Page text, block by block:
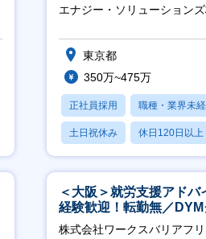
につきます】
エナジー・ソリューション
東京都
350万~475万
正社員採用 職種・業界未
土日祝休み 休日120日以上
産休・育休あり
＜大阪＞就労支援アドバ
経験歓迎！転勤無／
ホスピタリティ高い方歓
株式会社ワークスバリアフ